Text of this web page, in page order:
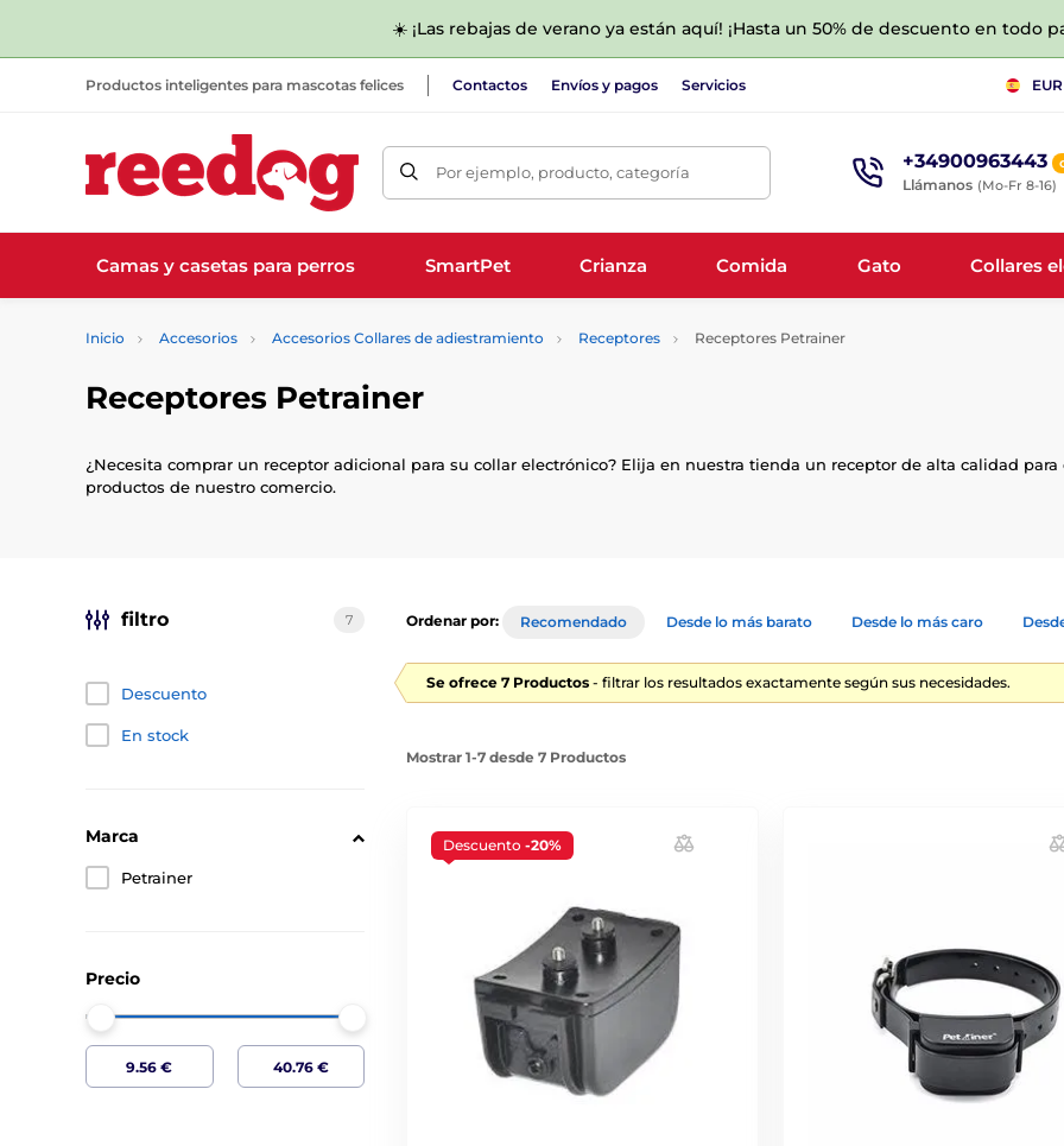
☀️ ¡Las rebajas de verano ya están aquí! ¡Hasta un 50% de descuento en todo
Productos inteligentes para mascotas felices Contactos Envíos y pagos Servicios EUR
Por ejemplo, producto, categoría +34900963443
Llámanos (Mo-Fr 8-16)
Camas y casetas para perros SmartPet Crianza Comida Gato Collares
Inicio Accesorios Accesorios Collares de adiestramiento Receptores Receptores Petrainer
Receptores Petrainer
¿Necesita comprar un receptor adicional para su collar electrónico? Elija en nuestra tienda un receptor de alta calidad
productos de nuestro comercio.
filtro 7
Descuento
En stock
Marca
Petrainer
Precio
Ordenar por: Recomendado Desde lo más barato Desde lo más caro
Se ofrece 7 Productos - filtrar los resultados exactamente según sus necesidades.
Mostrar 1-7 desde 7 Productos
Descuento -20%